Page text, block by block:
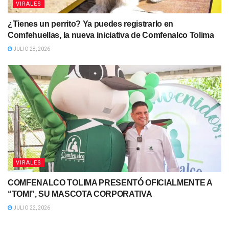
VIRALES
¿Tienes un perrito? Ya puedes registrarlo en
Comfehuellas, la nueva iniciativa de Comfenalco Tolima
JULIO 28, 2026
VIRALES
COMFENALCO TOLIMA PRESENTÓ OFICIALMENTE A
“TOMI”, SU MASCOTA CORPORATIVA
JULIO 22, 2026